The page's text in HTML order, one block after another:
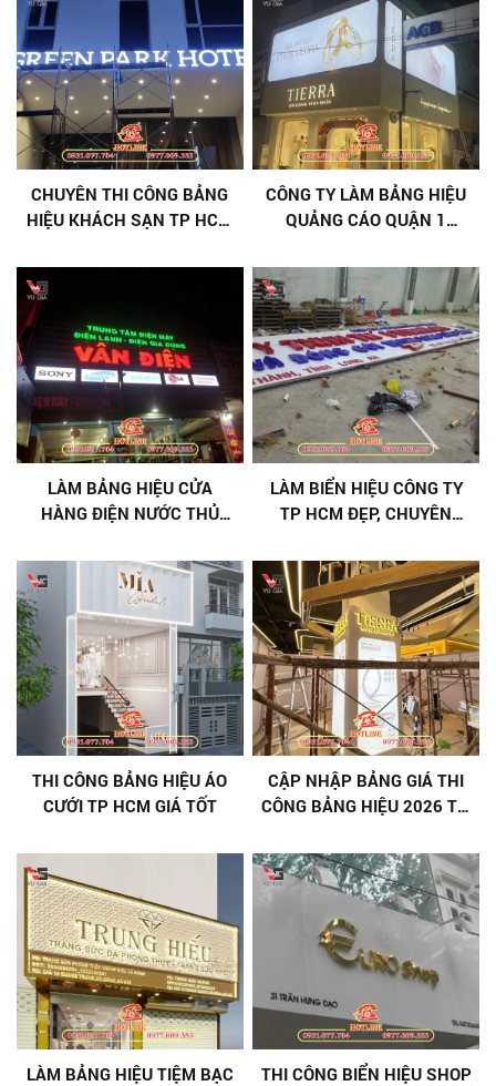
CHUYÊN THI CÔNG BẢNG
HIỆU KHÁCH SẠN TP HCM
CÔNG TY LÀM BẢNG HIỆU
QUẢNG CÁO QUẬN 1
HÀNH
LÀM BẢNG HIỆU CỬA
HÀNG ĐIỆN NƯỚC THỦ
LÀM BIỂN HIỆU CÔNG TY
TP HCM ĐẸP, CHUYÊN
THI CÔNG BẢNG HIỆU ÁO
CƯỚI TP HCM GIÁ TỐT
CẬP NHẬP BẢNG GIÁ THI
CÔNG BẢNG HIỆU 2026 TẠI
LÀM BẢNG HIỆU TIỆM BẠC
THI CÔNG BIỂN HIỆU SHOP